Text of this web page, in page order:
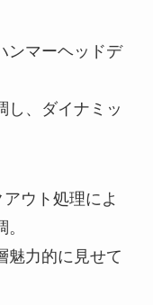
ンマーヘッドデ
し、ダイナミッ
ウト処理によ
魅力的に見せて